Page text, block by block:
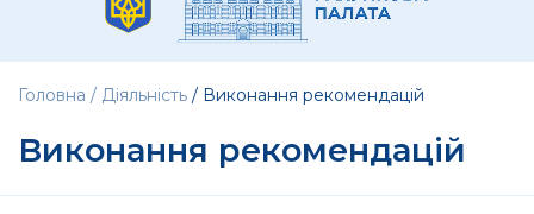
Головна Діяльність Виконання рекомендацій
Виконання рекомендацій